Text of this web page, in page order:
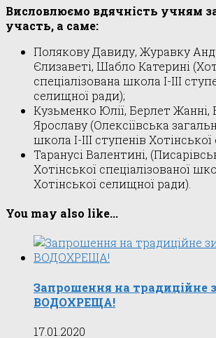
Висловлюємо вдячність учням
участь, а саме:
Полякову Давиду, Журавку
Єлизаветі, Шабло Катерині
спеціалізована школа I-III
селищної ради);
Кузьменко Юлії, Берлет Жанні,
Ярославу (Олексіївська
школа I-III ступенів
Таранусі Валентині,
Хотінської спеціалізованої
Хотінської селищної ради).
You may also like...
Запрошення на традиційне
ВОДОХРЕЩА!
17.01.2020